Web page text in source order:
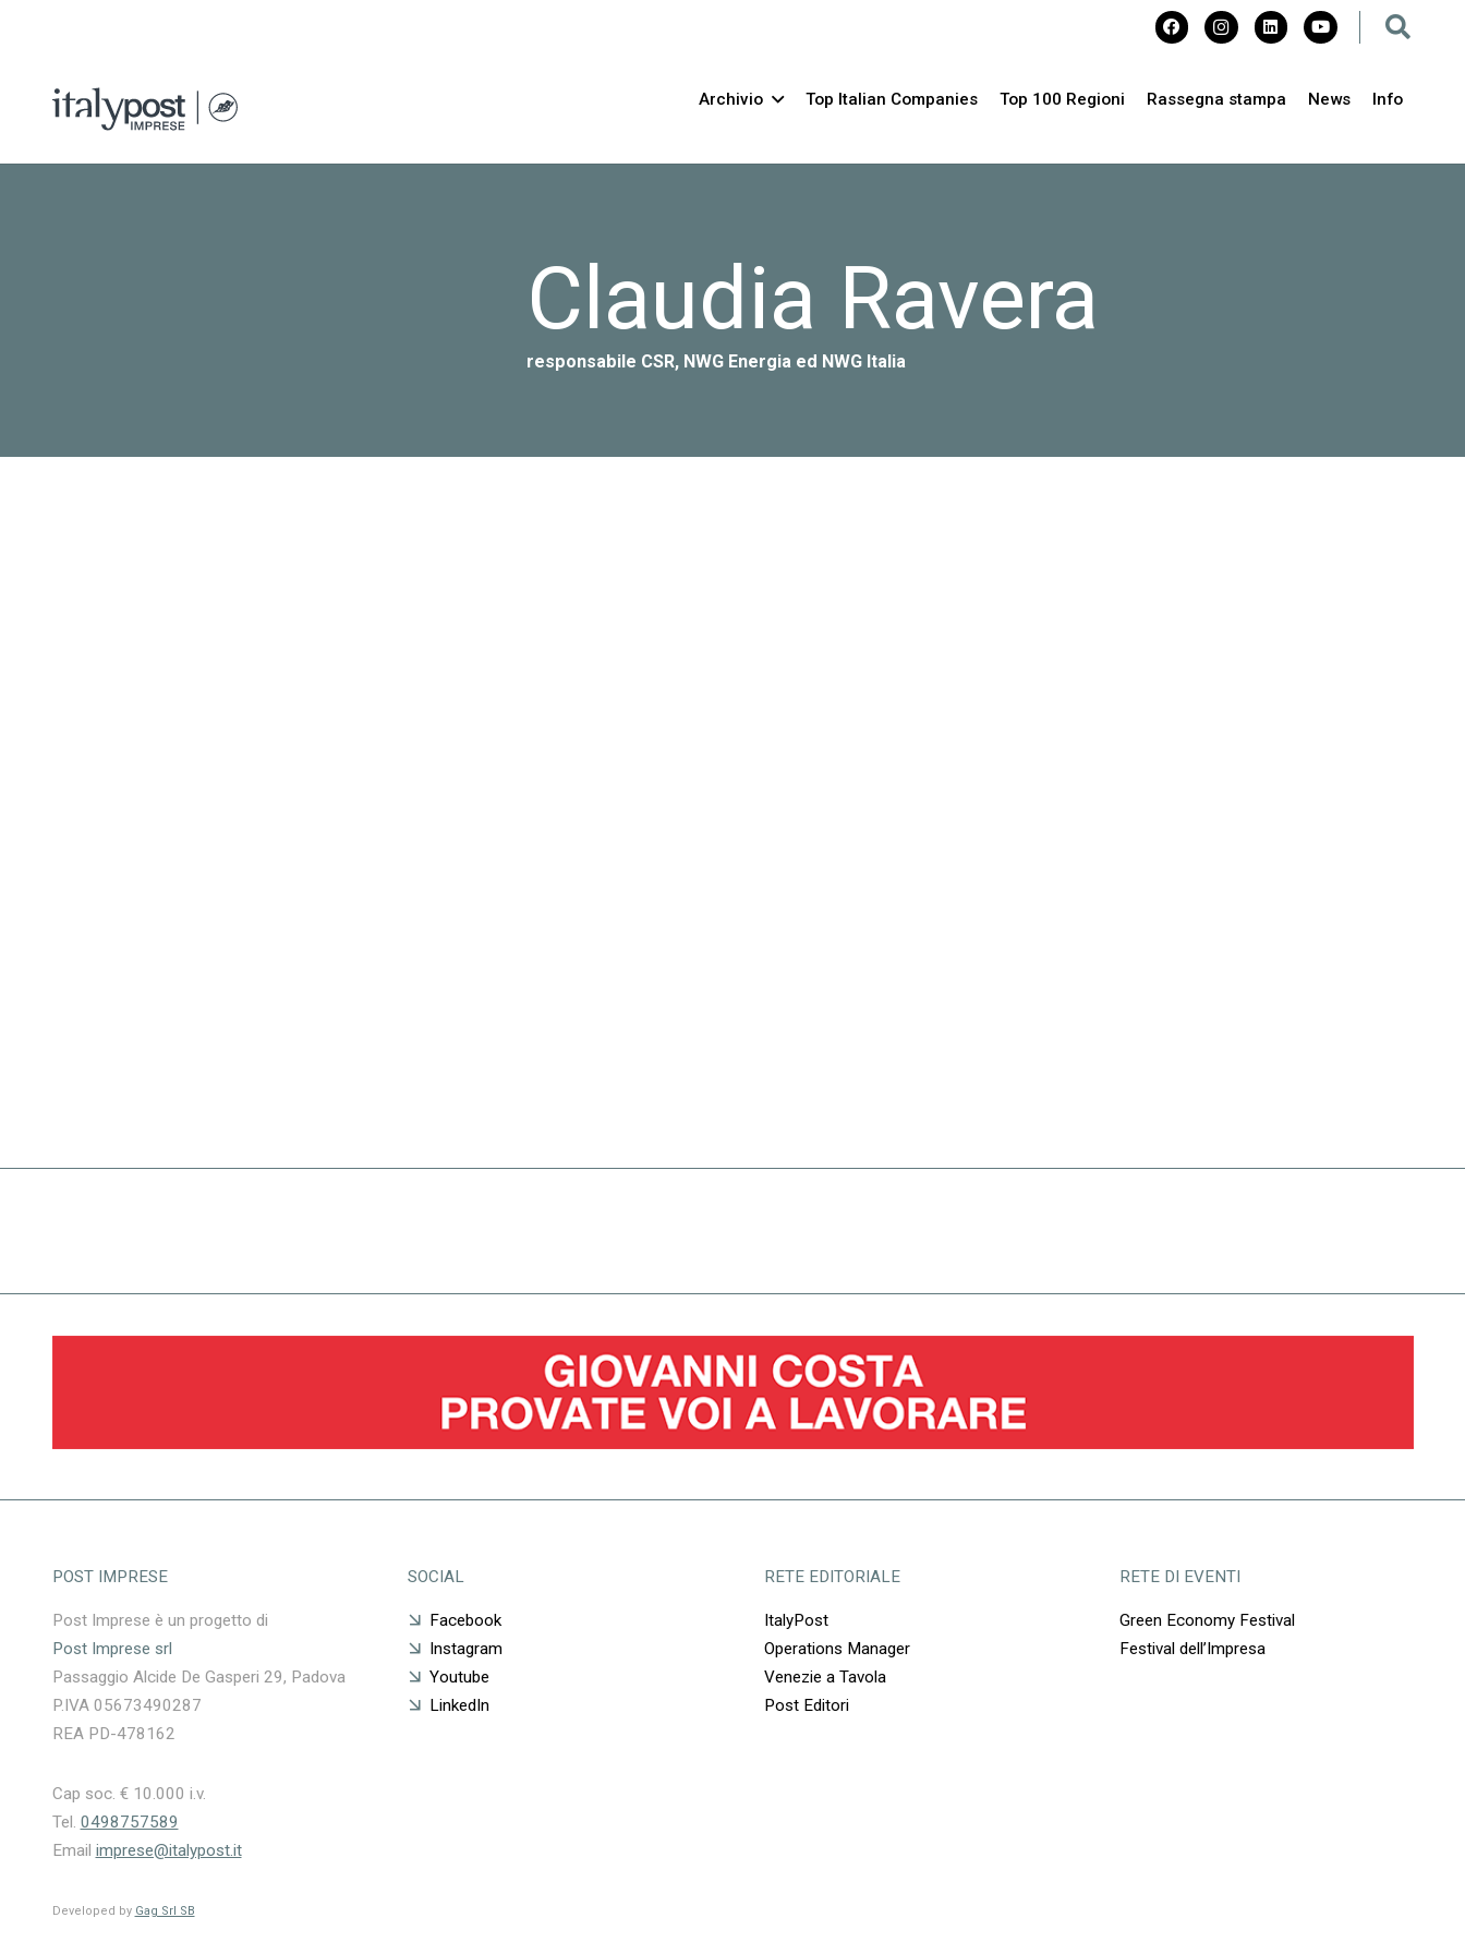
Archivio Top Italian Companies Top 100 Regioni Rassegna stampa News Info
Claudia Ravera
responsabile CSR, NWG Energia ed NWG Italia
POST IMPRESE
Post Imprese è un progetto di
Post Imprese srl
Passaggio Alcide De Gasperi 29, Padova
P.IVA 05673490287
REA PD-478162
Cap soc. € 10.000 i.v.
Tel. 0498757589
Email imprese@italypost.it
Developed by Gag Srl SB
SOCIAL
Facebook
Instagram
Youtube
LinkedIn
RETE EDITORIALE
ItalyPost
Operations Manager
Venezie a Tavola
Post Editori
RETE DI EVENTI
Green Economy Festival
Festival dell’Impresa